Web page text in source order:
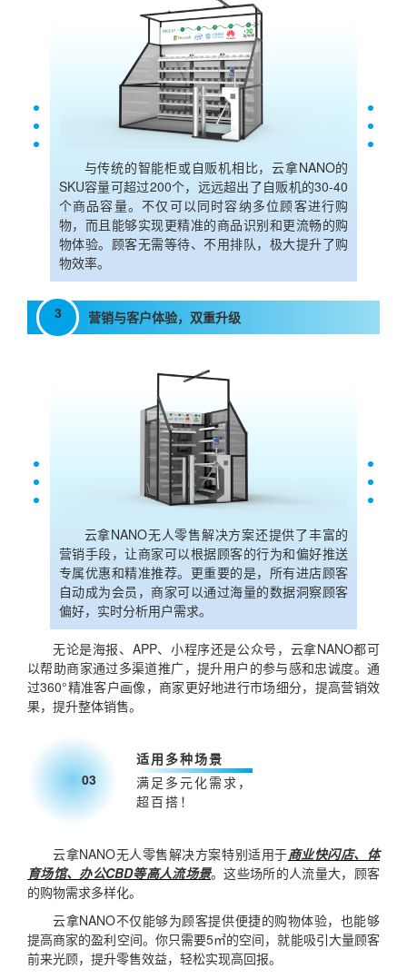
与传统的智能柜或自贩机相比，云拿NANO的
SKU容量可超过200个，远远超出了自贩机的30-40
个商品容量。不仅可以同时容纳多位顾客进行购
物，而且能够实现更精准的商品识别和更流畅的购
物体验。顾客无需等待、不用排队，极大提升了购
物效率。
3 营销与客户体验，双重升级
云拿NANO无人零售解决方案还提供了丰富的
营销手段，让商家可以根据顾客的行为和偏好推送
专属优惠和精准推荐。更重要的是，所有进店顾客
自动成为会员，商家可以通过海量的数据洞察顾客
偏好，实时分析用户需求。
无论是海报、APP、小程序还是公众号，云拿NANO都可
以帮助商家通过多渠道推广，提升用户的参与感和忠诚度。通
过360°精准客户画像，商家更好地进行市场细分，提高营销效
果，提升整体销售。
03
适用多种场景
满足多元化需求，
超百搭！
云拿NANO无人零售解决方案特别适用于商业快闪店、体
育场馆、办公CBD等高人流场景。这些场所的人流量大，顾客
的购物需求多样化。
云拿NANO不仅能够为顾客提供便捷的购物体验，也能够
提高商家的盈利空间。你只需要5㎡的空间，就能吸引大量顾客
前来光顾，提升零售效益，轻松实现高回报。